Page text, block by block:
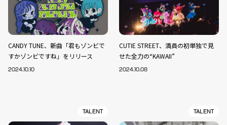
CANDY TUNE、新曲「君もゾンビで
すかゾンビですね」をリリース
2024.10.10
CUTIE STREET、満員の初単独で見
せた全力の“KAWAII”
2024.10.08
TALENT TALENT